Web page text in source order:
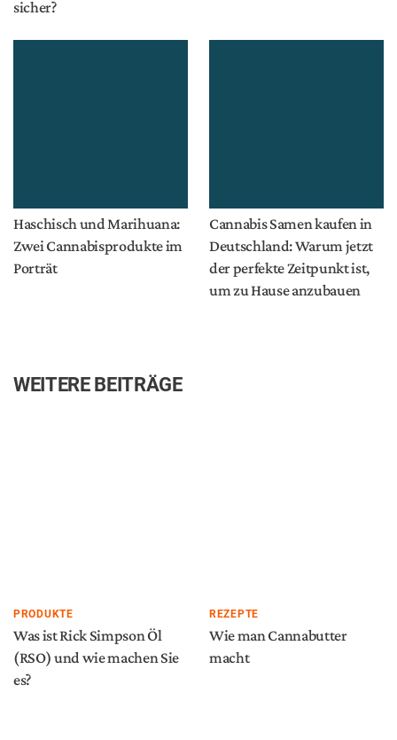
sicher?
Haschisch und Marihuana:
Zwei Cannabisprodukte im
Porträt
Cannabis Samen kaufen in
Deutschland: Warum jetzt
der perfekte Zeitpunkt ist,
um zu Hause anzubauen
WEITERE BEITRÄGE
PRODUKTE
Was ist Rick Simpson Öl
(RSO) und wie machen Sie
es?
REZEPTE
Wie man Cannabutter
macht